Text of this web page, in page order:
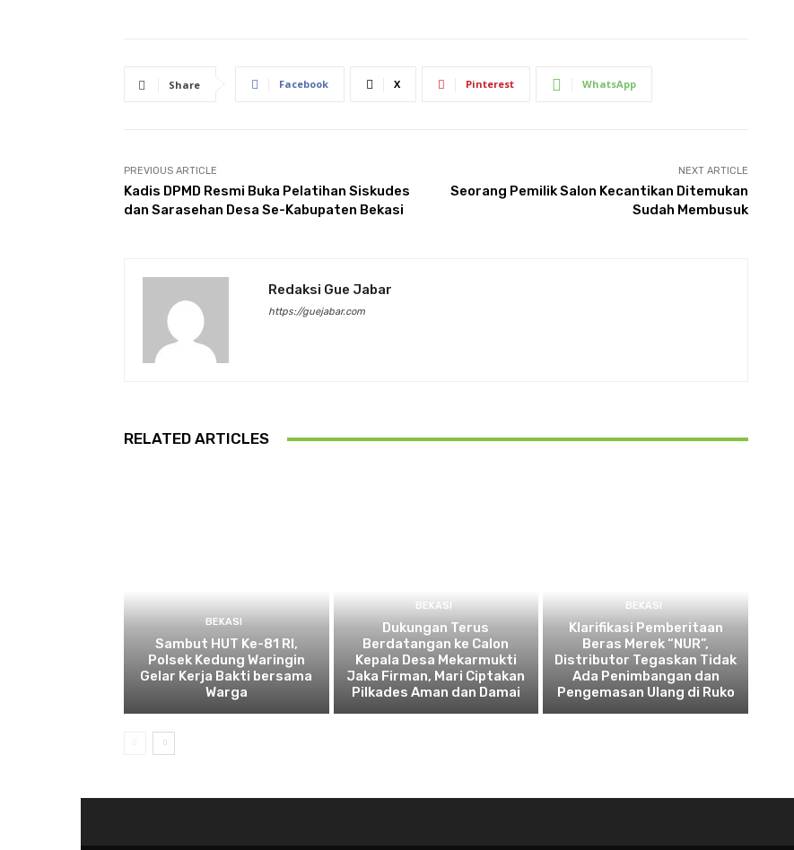
Share Facebook X Pinterest WhatsApp
PREVIOUS ARTICLE
Kadis DPMD Resmi Buka Pelatihan Siskudes
dan Sarasehan Desa Se-Kabupaten Bekasi
NEXT ARTICLE
Seorang Pemilik Salon Kecantikan Ditemukan
Sudah Membusuk
Redaksi Gue Jabar
https://guejabar.com
RELATED ARTICLES
BEKASI
Sambut HUT Ke-81 RI,
Polsek Kedung Waringin
Gelar Kerja Bakti bersama
Warga
BEKASI
Dukungan Terus
Berdatangan ke Calon
Kepala Desa Mekarmukti
Jaka Firman, Mari Ciptakan
Pilkades Aman dan Damai
BEKASI
Klarifikasi Pemberitaan
Beras Merek “NUR”,
Distributor Tegaskan Tidak
Ada Penimbangan dan
Pengemasan Ulang di Ruko